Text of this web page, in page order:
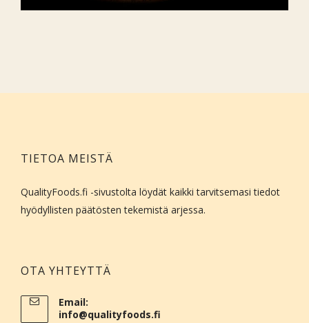
TIETOA MEISTÄ
QualityFoods.fi -sivustolta löydät kaikki tarvitsemasi tiedot
hyödyllisten päätösten tekemistä arjessa.
OTA YHTEYTTÄ
Email:
info@qualityfoods.fi